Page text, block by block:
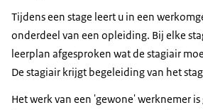
Tijdens een stage leert u in een
onderdeel van een opleiding. Bij elke
leerplan afgesproken wat de stagiair
De stagiair krijgt begeleiding van het
Het werk van een 'gewone' werknemer